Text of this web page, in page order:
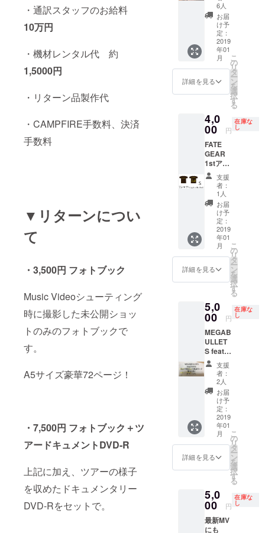
・通訳スタッフのお給料
10万円
・機材レンタル代 約
1,5000円
・リターン品製作代
・CAMPFIRE手数料、決済
手数料
▼リターンについ
て
・3,500円 フォトブック
Music Videoシューティング
時に撮影した未公開ショッ
トのみのフォトブックで
す。
A5サイズ豪華72ページ！
・7,500円 フォトブック＋ツ
アードキュメントDVD-R
上記に加え、ツアーの様子
を収めたドキュメンタリー
DVD-Rをセットで。
希望で
あれば
お好き
な背景
追加や
色塗り
をさせ
ていた
だきま
で弾き
やすい
です。
※ピック
アップ
は他の
ギター
に移植
してし
ん。 お
手持ち
のピッ
クアッ
プを乗
せてい
ただけ
れば音
がでま
す。 お
詫びに
【Headl
ess
Goddes
s】のタ
ブ譜を
オマケ
ゼン
ト！
アップ
無しで
インテ
リアに
もどう
ぞ。
ル。 在
庫は残
り6枚で
す！
6人
お届
け予
定：
2019
年01
月
詳細を見る
こ
の
リ
タ
ー
ン
を
選
択
す
る
4,0
00 円
在庫な
し
FATE
GEAR
1stアル
バム「A
Light in
Black」
のイ
メージ
で作ら
れたT
シャ
ツ！ 茶
色ボ
ディに
ゴール
ントで
す。Sサ
イズ。
最後の
一枚！
支援
者：
1人
お届
け予
定：
2019
年01
月
詳細を見る
こ
の
リ
タ
ー
ン
を
選
択
す
る
5,0
00 円
在庫な
し
MEGAB
ULLET
S feat.
NANA
のレ
コー
ディン
グに
使った
歌詞
カー
ド、限
定2枚！
NANA,
Mina隊
長,
Haruka,
Erika,
Yuriの
サイン
入り
で。
支援
者：
2人
お届
け予
定：
2019
年01
月
詳細を見る
こ
の
リ
タ
ー
ン
を
選
択
す
る
5,0
00 円
在庫な
し
最新MV
にも